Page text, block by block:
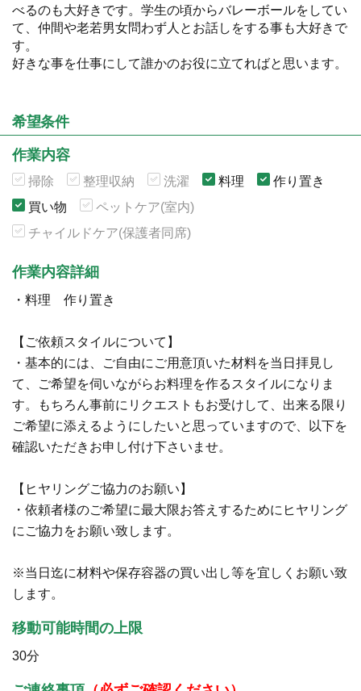
べるのも大好きです。学生の頃からバレーボールをしてい
て、仲間や老若男女問わず人とお話しをする事も大好きで
す。
好きな事を仕事にして誰かのお役に立てればと思います。
希望条件
作業内容
掃除 整理収納 洗濯 料理
作り置き
買い物
ペットケア(室内)
チャイルドケア(保護者同席)
作業内容詳細
・料理 作り置き
【ご依頼スタイルについて】
・基本的には、ご自由にご用意頂いた材料を当日拝見し
て、ご希望を伺いながらお料理を作るスタイルになりま
す。もちろん事前にリクエストもお受けして、出来る限り
ご希望に添えるようにしたいと思っていますので、以下を
確認いただきお申し付け下さいませ。
【ヒヤリングご協力のお願い】
・依頼者様のご希望に最大限お答えするためにヒヤリング
にご協力をお願い致します。
※当日迄に材料や保存容器の買い出し等を宜しくお願い致
します。
移動可能時間の上限
30分